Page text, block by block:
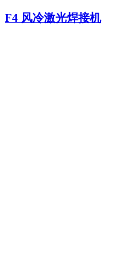
F4 风冷激光焊接机